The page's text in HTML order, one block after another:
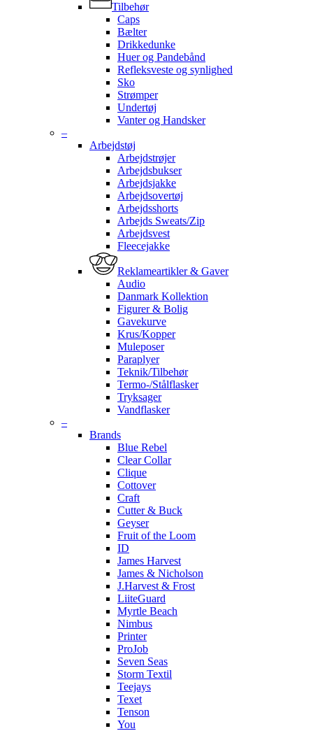
Tilbehør
Caps
Bælter
Drikkedunke
Huer og Pandebånd
Refleksveste og synlighed
Sko
Strømper
Undertøj
Vanter og Handsker
–
Arbejdstøj
Arbejdstrøjer
Arbejdsbukser
Arbejdsjakke
Arbejdsovertøj
Arbejdsshorts
Arbejds Sweats/Zip
Arbejdsvest
Fleecejakke
Reklameartikler & Gaver
Audio
Danmark Kollektion
Figurer & Bolig
Gavekurve
Krus/Kopper
Muleposer
Paraplyer
Teknik/Tilbehør
Termo-/Stålflasker
Tryksager
Vandflasker
–
Brands
Blue Rebel
Clear Collar
Clique
Cottover
Craft
Cutter & Buck
Geyser
Fruit of the Loom
ID
James Harvest
James & Nicholson
J.Harvest & Frost
LiiteGuard
Myrtle Beach
Nimbus
Printer
ProJob
Seven Seas
Storm Textil
Teejays
Texet
Tenson
You